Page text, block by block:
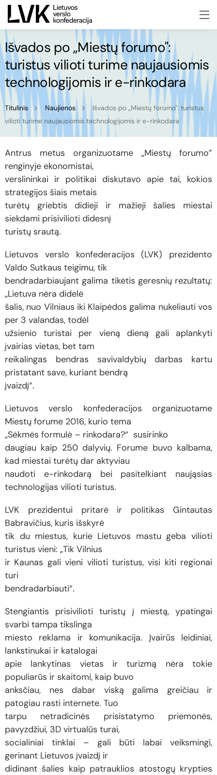
Išvados po „Miestų forumo":
turistus vilioti turime naujausiomis
technologijomis ir e-rinkodara
Titulinis Naujienos
Išvados po „Miestų forumo": turistus
vilioti turime naujausiomis technologijomis ir e-rinkodara
Antrus metus organizuotame „Miestų forumo”
renginyje ekonomistai,
verslininkai ir politikai diskutavo apie tai, kokios
strategijos šiais metais
turėtų griebtis didieji ir mažieji šalies miestai
siekdami prisivilioti didesnį
turistų srautą.
Lietuvos verslo konfederacijos (LVK) prezidento
Valdo Sutkaus teigimu, tik
bendradarbiaujant galima tikėtis geresnių rezultatų:
„Lietuva nėra didelė
šalis, nuo Vilniaus iki Klaipėdos galima nukeliauti vos
per 3 valandas, todėl
užsienio turistai per vieną dieną gali aplankyti
įvairias vietas, bet tam
reikalingas bendras savivaldybių darbas kartu
pristatant save, kuriant bendrą
įvaizdį“.
Lietuvos verslo konfederacijos organizuotame
Miestų forume 2016, kurio tema
„Sėkmės formulė – rinkodara?“ susirinko
daugiau kaip 250 dalyvių. Forume buvo kalbama,
kad miestai turėtų dar aktyviau
naudoti e-rinkodarą bei pasitelkiant naująsias
technologijas vilioti turistus.
LVK prezidentui pritarė ir politikas Gintautas
Babravičius, kuris išskyrė
tik du miestus, kurie Lietuvos mastu geba vilioti
turistus vieni: „Tik Vilnius
ir Kaunas gali vieni vilioti turistus, visi kiti regionai
turi
bendradarbiauti“.
Stengiantis prisivilioti turistų į miestą, ypatingai
svarbi tampa tikslinga
miesto reklama ir komunikacija. Įvairūs leidiniai,
lankstinukai ir katalogai
apie lankytinas vietas ir turizmą nėra tokie
populiarūs ir skaitomi, kaip buvo
anksčiau, nes dabar viską galima greičiau ir
patogiau rasti internete. Tuo
tarpu netradicinės prisistatymo priemonės,
pavyzdžiui, 3D virtualūs turai,
socialiniai tinklai – gali būti labai veiksmingi,
gerinant Lietuvos įvaizdį ir
didinant šalies kaip patrauklios atostogų krypties